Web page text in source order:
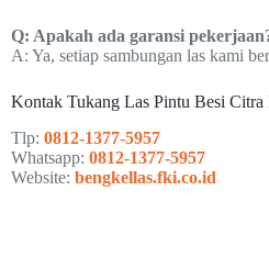
Q: Apakah ada garansi
A: Ya, setiap sambungan las kami
Kontak Tukang Las Pintu Besi Citra
Tlp: 0812-1377-5957
Whatsapp: 0812-1377-5957
Website: bengkellas.fki.co.id